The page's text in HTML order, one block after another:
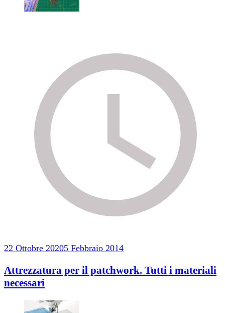
22 Ottobre 20205 Febbraio 2014
Attrezzatura per il patchwork. Tutti i materiali
necessari